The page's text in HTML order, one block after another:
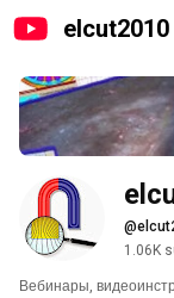
elcut2010
1.06K
Вебинары,